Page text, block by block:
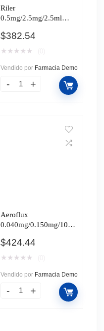
Riler
0.5mg/2.5mg/2.5ml
Nebulización
Monodosis, 2 Bolsas 5
$382.54
★ ★ ★ ★ ★
Vendido por Farmacia Demo
Aeroflux
0.040mg/0.150mg/100m
$424.44
★ ★ ★ ★ ★
Vendido por Farmacia Demo